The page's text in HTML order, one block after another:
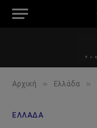
Αρχική » Ελλάδα »
ΕΛΛΆΔΑ